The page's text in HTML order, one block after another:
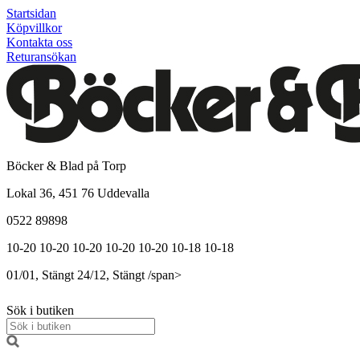
Startsidan
Köpvillkor
Kontakta oss
Returansökan
Böcker & Blad på Torp
Lokal 36, 451 76 Uddevalla
0522 89898
10-20 10-20 10-20 10-20 10-20 10-18 10-18
01/01, Stängt 24/12, Stängt /span>
Sök i butiken